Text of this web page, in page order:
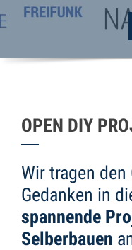
OPEN DIY
Wir tragen den
Gedanken in
spannende
Selberbauen